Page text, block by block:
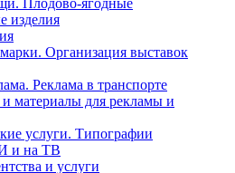
Плодово-ягодные
изделия
Организация выставок
Реклама в транспорте
материалы для рекламы и
услуги. Типографии
и на ТВ
и услуги